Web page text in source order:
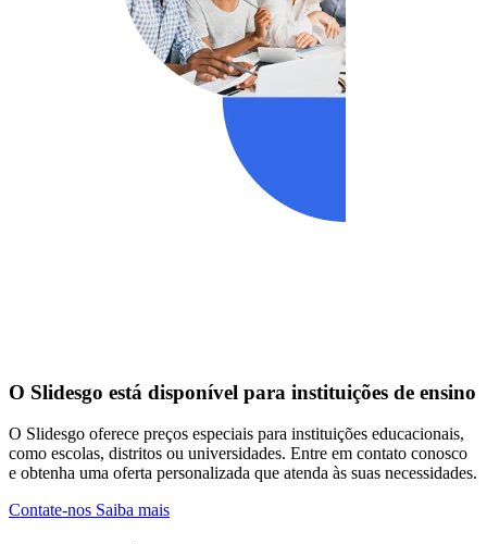
O Slidesgo está disponível para instituições de ensino
O Slidesgo oferece preços especiais para instituições educacionais,
como escolas, distritos ou universidades. Entre em contato conosco
e obtenha uma oferta personalizada que atenda às suas necessidades.
Contate-nos Saiba mais